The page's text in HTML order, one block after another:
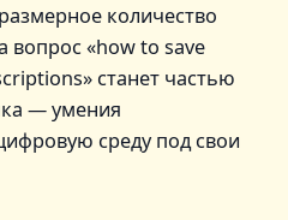
количество
вопрос «how to save
станет частью
— умения
среду под свои